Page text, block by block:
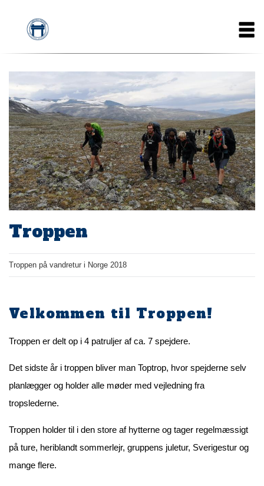
hovedindhold
Main
navigation
Troppen
Troppen på vandretur i Norge 2018
Velkommen til Troppen!
Troppen er delt op i 4 patruljer af ca. 7 spejdere.
Det sidste år i troppen bliver man Toptrop, hvor spejderne selv
planlægger og holder alle møder med vejledning fra
tropslederne.
Troppen holder til i den store af hytterne og tager regelmæssigt
på ture, heriblandt sommerlejr, gruppens juletur, Sverigestur og
mange flere.